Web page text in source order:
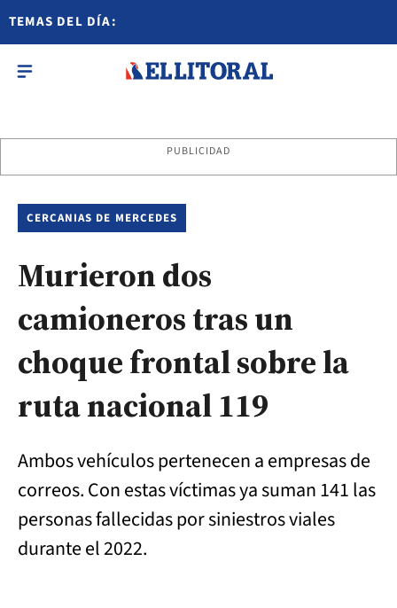
TEMAS DEL DÍA:
PUBLICIDAD
CERCANIAS DE MERCEDES
Murieron dos
camioneros tras un
choque frontal sobre la
ruta nacional 119
Ambos vehículos pertenecen a empresas de
correos. Con estas víctimas ya suman 141 las
personas fallecidas por siniestros viales
durante el 2022.